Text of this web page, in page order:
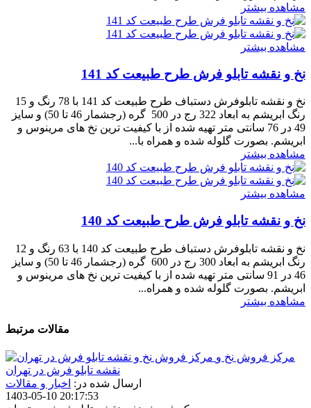
مشاهده بیشتر
مشاهده بیشتر
نخ و نقشه تابلو فرش طرح طبیعت کد 141
نخ و نقشه تابلوفرش دستباف طرح طبیعت کد 141 با 78 رنگ و 15
رنگ ابریشم به ابعاد 322 رج در 500 گره (رجشمار 46 تا 50) و سایز
49 در 76 سانتی متر تهیه شده از با کیفیت ترین نخ های مرینوس و
ابریشم. بصورت گلوله شده و همراه با...
مشاهده بیشتر
مشاهده بیشتر
نخ و نقشه تابلو فرش طرح طبیعت کد 140
نخ و نقشه تابلوفرش دستباف طرح طبیعت کد 140 با 63 رنگ و 12
رنگ ابریشم به ابعاد 300 رج در 600 گره (رجشمار 46 تا 50) و سایز
46 در 91 سانتی متر تهیه شده از با کیفیت ترین نخ های مرینوس و
ابریشم. بصورت گلوله شده و همراه...
مشاهده بیشتر
مقالات مرتبط
مرکز فروش نخ و
نقشه تابلو فرش در تهران
ارسال شده در: اخبار و مقالات
1403-05-10 20:17:53